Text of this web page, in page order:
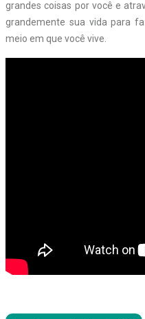
grandes coisas por você e
grandemente sua vida para
meio em que você vive.